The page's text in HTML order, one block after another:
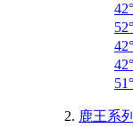
鹿王系列